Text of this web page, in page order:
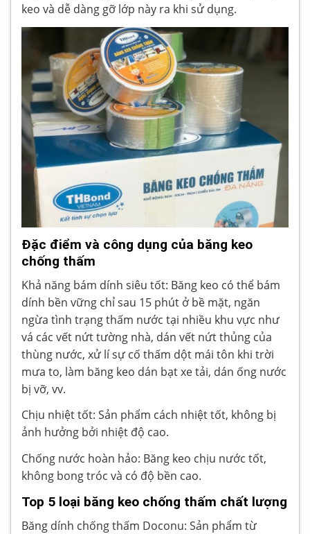
keo và dễ dàng gỡ lớp này ra khi sử dụng.
Đặc điểm và công dụng của băng keo
chống thấm
Khả năng bám dính siêu tốt: Băng keo có thể bám
dính bền vững chỉ sau 15 phút ở bề mặt, ngăn
ngừa tình trạng thấm nước tại nhiều khu vực như
vá các vết nứt tường nhà, dán vết nứt thủng của
thùng nước, xử lí sự cố thấm dột mái tôn khi trời
mưa to, làm băng keo dán bạt xe tải, dán ống nước
bị vỡ, vv.
Chịu nhiệt tốt: Sản phẩm cách nhiệt tốt, không bị
ảnh hưởng bởi nhiệt độ cao.
Chống nước hoàn hảo: Băng keo chịu nước tốt,
không bong tróc và có độ bền cao.
Top 5 loại băng keo chống thấm chất lượng
Băng dính chống thấm Doconu: Sản phẩm từ